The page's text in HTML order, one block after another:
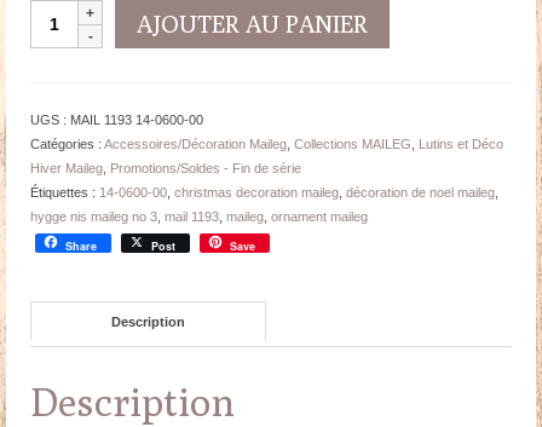
quantité
-
Collection
Noël
14,5
AJOUTER AU PANIER
UGS : MAIL 1193 14-0600-00
Catégories : Accessoires/Décoration Maileg Collections MAILEG
Lutins et Déco
Hiver Maileg
Promotions/Soldes - Fin de série
Étiquettes : 14-0600-00 christmas decoration maileg décoration de noel maileg
hygge nis maileg no 3 mail 1193 maileg ornament maileg
Share Post Save
Description
Description